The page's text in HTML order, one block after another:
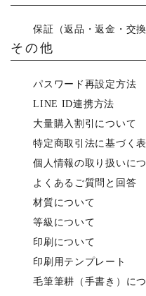
保証（返品・返金・交
その他
パスワード再設定方法
LINE ID連携方法
大量購入割引について
特定商取引法に基づく
個人情報の取り扱いに
よくあるご質問と回答
材質について
等級について
印刷について
印刷用テンプレート
毛筆筆耕（手書き）に